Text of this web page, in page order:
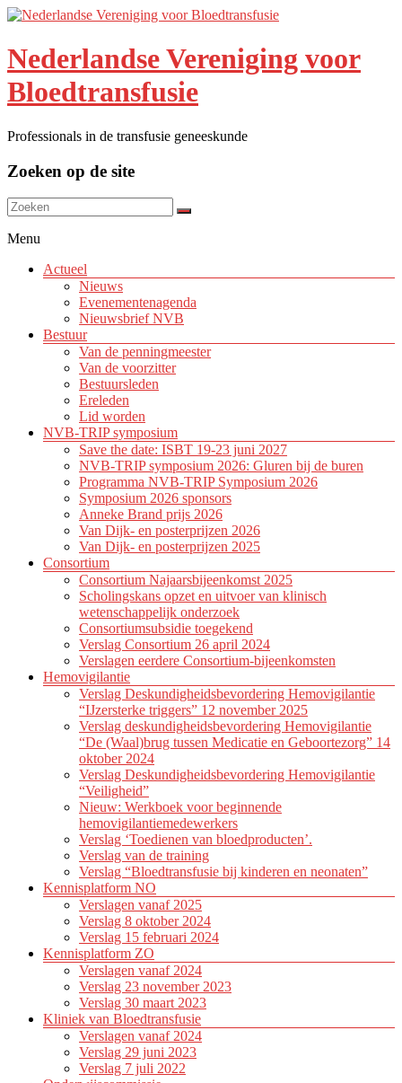
Nederlandse Vereniging voor
Bloedtransfusie
Professionals in de transfusie geneeskunde
Zoeken op de site
Menu
Actueel
Nieuws
Evenementenagenda
Nieuwsbrief NVB
Bestuur
Van de penningmeester
Van de voorzitter
Bestuursleden
Ereleden
Lid worden
NVB-TRIP symposium
Save the date: ISBT 19-23 juni 2027
NVB-TRIP symposium 2026: Gluren bij de buren
Programma NVB-TRIP Symposium 2026
Symposium 2026 sponsors
Anneke Brand prijs 2026
Van Dijk- en posterprijzen 2026
Van Dijk- en posterprijzen 2025
Consortium
Consortium Najaarsbijeenkomst 2025
Scholingskans opzet en uitvoer van klinisch
wetenschappelijk onderzoek
Consortiumsubsidie toegekend
Verslag Consortium 26 april 2024
Verslagen eerdere Consortium-bijeenkomsten
Hemovigilantie
Verslag Deskundigheidsbevordering Hemovigilantie
“IJzersterke triggers” 12 november 2025
Verslag deskundigheidsbevordering Hemovigilantie
“De (Waal)brug tussen Medicatie en Geboortezorg” 14
oktober 2024
Verslag Deskundigheidsbevordering Hemovigilantie
“Veiligheid”
Nieuw: Werkboek voor beginnende
hemovigilantiemedewerkers
Verslag ‘Toedienen van bloedproducten’.
Verslag van de training
Verslag “Bloedtransfusie bij kinderen en neonaten”
Kennisplatform NO
Verslagen vanaf 2025
Verslag 8 oktober 2024
Verslag 15 februari 2024
Kennisplatform ZO
Verslagen vanaf 2024
Verslag 23 november 2023
Verslag 30 maart 2023
Kliniek van Bloedtransfusie
Verslagen vanaf 2024
Verslag 29 juni 2023
Verslag 7 juli 2022